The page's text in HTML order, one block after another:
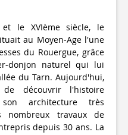
le XVIème siècle, le
au Moyen-Age l'une
du Rouergue, grâce
donjon naturel qui lui
du Tarn. Aujourd'hui,
découvrir l'histoire
architecture très
nombreux travaux de
depuis 30 ans. La